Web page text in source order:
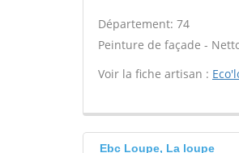
Département: 74
Peinture de façade -
Voir la fiche artisan :
Ebc Loupe, La loupe